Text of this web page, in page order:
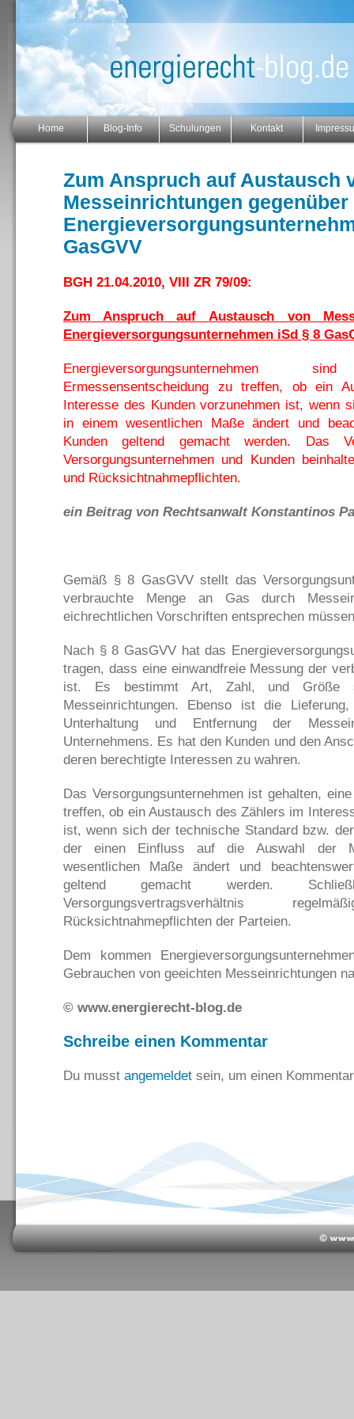
Home Blog-Info Schulungen Kontakt
Zum Anspruch auf Austausch
Messeinrichtungen gegenüber
GasGVV
BGH 21.04.2010, VIII ZR 79/09:
Zum Anspruch auf Austausch von
Energieversorgungsunternehmen iSd § 8
Ermessensentscheidung zu treffen, ob ein
Interesse des Kunden vorzunehmen ist, wenn
in einem wesentlichen Maße ändert und
Kunden geltend gemacht werden. Das
Versorgungsunternehmen und Kunden
und Rücksichtnahmepflichten.
ein Beitrag von Rechtsanwalt Konstantinos
Gemäß § 8 GasGVV stellt das
verbrauchte Menge an Gas durch
eichrechtlichen Vorschriften entsprechen
Nach § 8 GasGVV hat das
tragen, dass eine einwandfreie Messung der
ist. Es bestimmt Art, Zahl, und Größe
Messeinrichtungen. Ebenso ist die Lieferung,
Unterhaltung und Entfernung der
Unternehmens. Es hat den Kunden und den
deren berechtigte Interessen zu wahren.
Das Versorgungsunternehmen ist gehalten,
treffen, ob ein Austausch des Zählers im
ist, wenn sich der technische Standard bzw.
der einen Einfluss auf die Auswahl der
wesentlichen Maße ändert und
geltend gemacht werden.
Versorgungsvertragsverhältnis
Rücksichtnahmepflichten der Parteien.
Dem kommen
Gebrauchen von geeichten Messeinrichtungen
© www.energierecht-blog.de
Schreibe einen Kommentar
Du musst angemeldet sein, um einen